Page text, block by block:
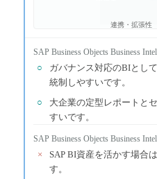
連携・拡張性
SAP Business Objects Business
○
ガバナンス対応のBIとし
統制しやすいです。
○
大企業の定型レポートと
すいです。
SAP Business Objects Business
×
SAP BI資産を活かす場合
す。